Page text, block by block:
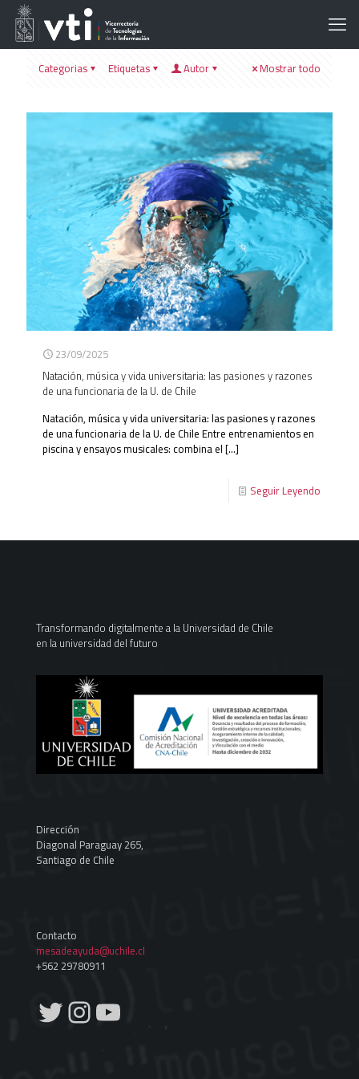
Categorias Etiquetas Autor Mostrar todo
23/09/2025
Natación, música y vida universitaria: las pasiones y razones
de una funcionaria de la U. de Chile
Natación, música y vida universitaria: las pasiones y razones
de una funcionaria de la U. de Chile Entre entrenamientos en
piscina y ensayos musicales: combina el[…]
Seguir Leyendo
Transformando digitalmente a la Universidad de Chile
en la universidad del futuro
Dirección
Diagonal Paraguay 265,
Santiago de Chile
Contacto
mesadeayuda@uchile.cl
+562 29780911
Twitter
Instagram
YouTube